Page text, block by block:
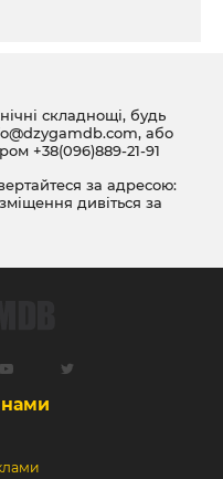
складнощі, будь
, або
+38(096)889-21-91
за адресою:
дивіться за
нами